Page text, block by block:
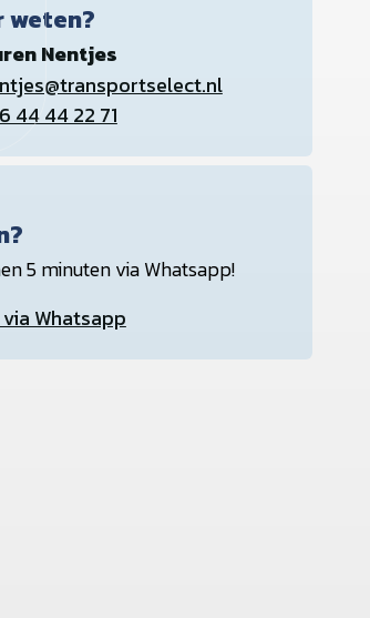
weten?
Nentjes
44 44 22 71
5 minuten via Whatsapp!
Whatsapp